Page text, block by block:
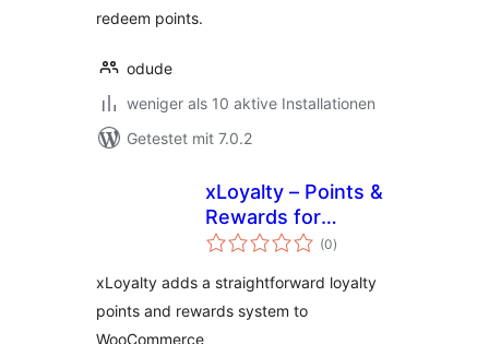
redeem points.
odude
weniger als 10 aktive Installationen
Getestet mit 7.0.2
xLoyalty – Points &
Rewards for
WooCommerce
(0Bewertungen
insgesamt
)
xLoyalty adds a straightforward loyalty
points and rewards system to
WooCommerce